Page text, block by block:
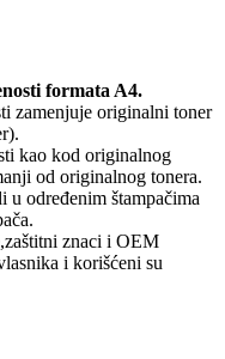
formata A4.
zamenjuje originalni toner
kao kod originalnog
od originalnog tonera.
u određenim štampačima
znaci i OEM
i korišćeni su